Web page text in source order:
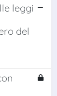
leggi
del